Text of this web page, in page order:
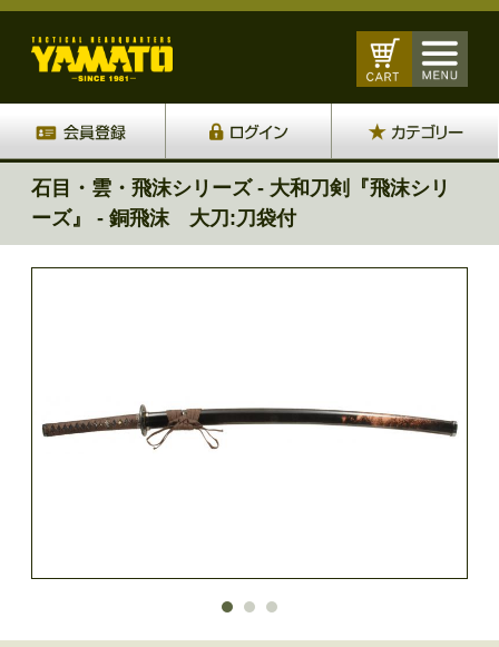
石目・雲・飛沫シリーズ - 大和刀剣『飛沫シリ
ーズ』 - 銅飛沫 大刀:刀袋付